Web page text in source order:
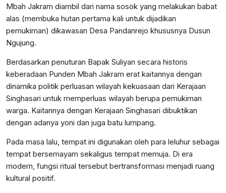
Mbah Jakram diambil dari nama sosok yang melakukan babat
alas (membuka hutan pertama kali untuk dijadikan
pemukiman) dikawasan Desa Pandanrejo khususnya Dusun
Ngujung.
Berdasarkan penuturan Bapak Suliyan secara historis
keberadaan Punden Mbah Jakram erat kaitannya dengan
dinamika politik perluasan wilayah kekuasaan dari Kerajaan
Singhasari untuk memperluas wilayah berupa pemukiman
warga. Kaitannya dengan Kerajaan Singhasari dibuktikan
dengan adanya yoni dan juga batu lumpang.
Pada masa lalu, tempat ini digunakan oleh para leluhur sebagai
tempat bersemayam sekaligus tempat memuja. Di era
modern, fungsi ritual tersebut bertransformasi menjadi ruang
kultural positif.